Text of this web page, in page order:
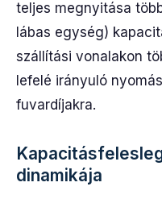
teljes megnyitása
lábas egység)
szállítási vonalakon
lefelé irányuló
fuvardíjakra.
dinamikája